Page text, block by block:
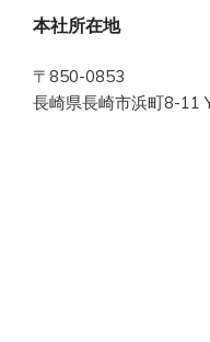
本社所在地
〒850-0853
長崎県長崎市浜町8-11